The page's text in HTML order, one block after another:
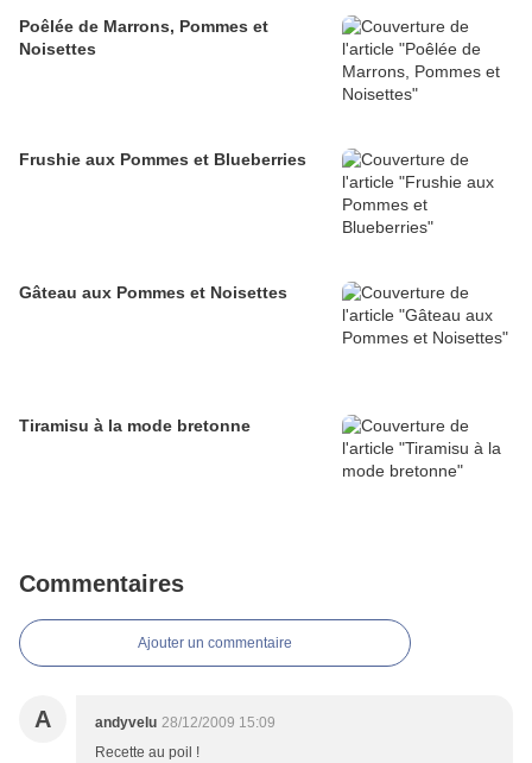
Poêlée de Marrons, Pommes et
Noisettes
Frushie aux Pommes et Blueberries
Gâteau aux Pommes et Noisettes
Tiramisu à la mode bretonne
Commentaires
Ajouter un commentaire
A andyvelu 28/12/2009 15:09
Recette au poil !